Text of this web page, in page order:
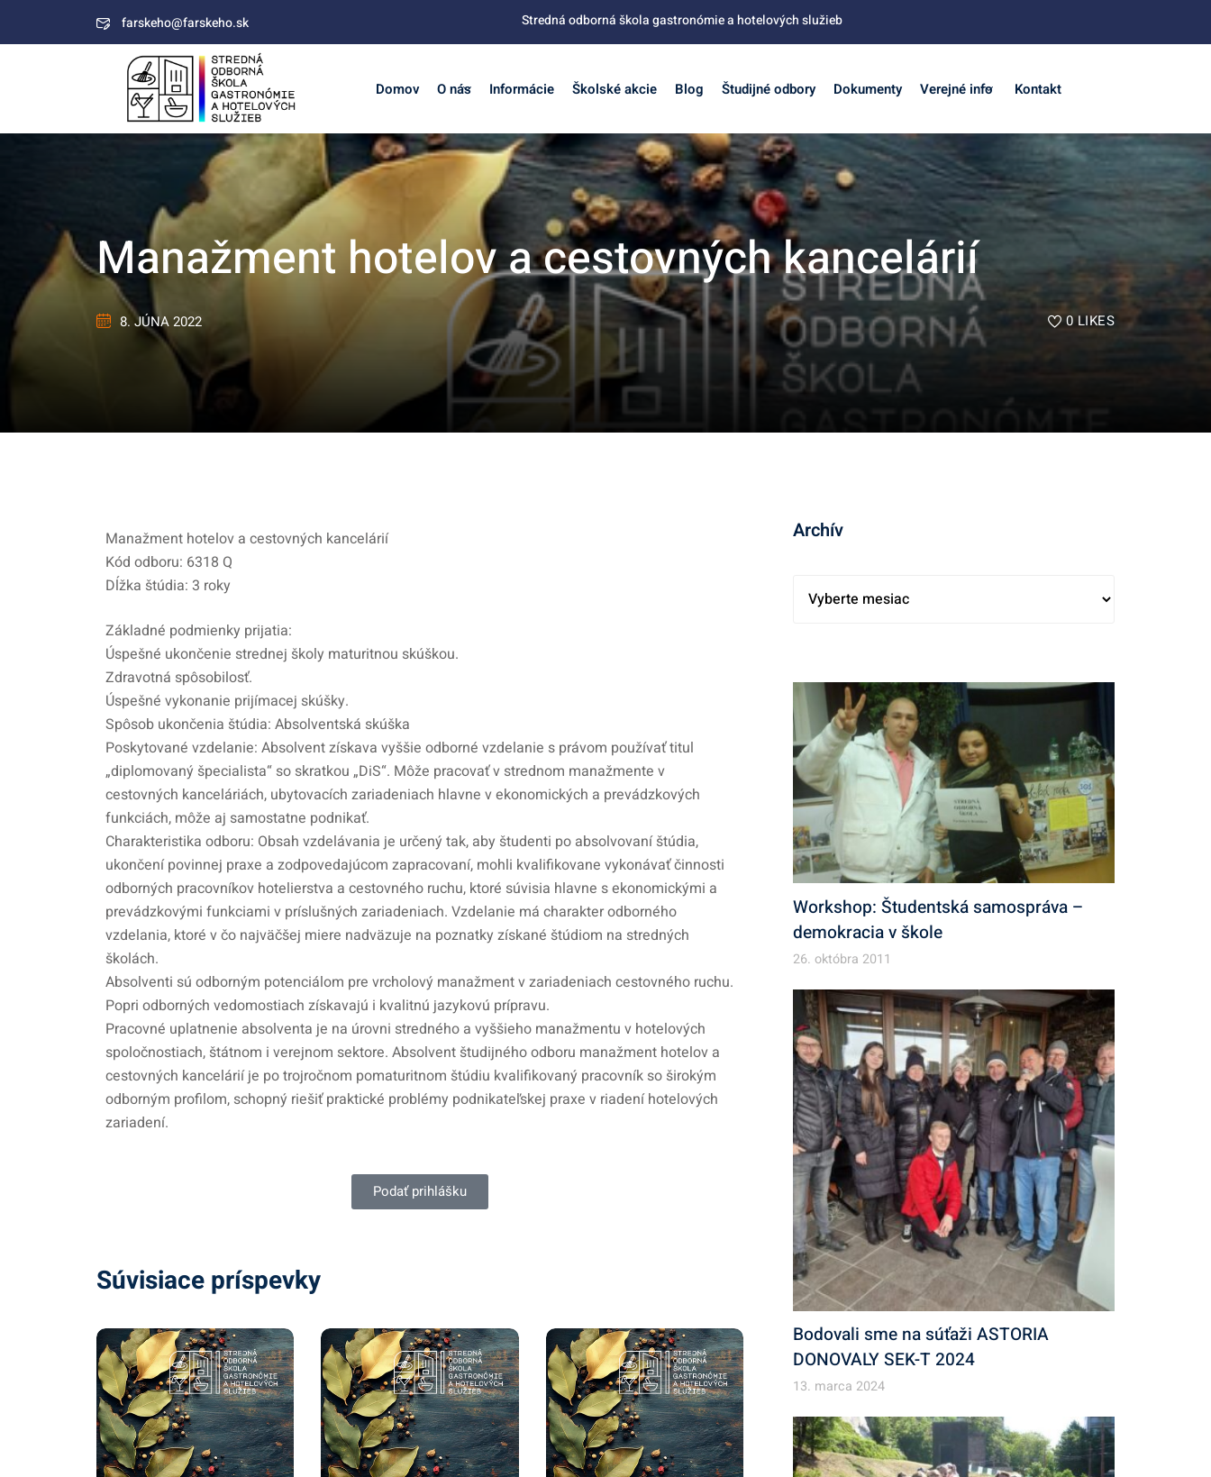
farskeho@farskeho.sk Stredná odborná škola gastronómie a hotelových služieb
Domov O nás Informácie Školské akcie Blog Študijné odbory Dokumenty Verejné info Kontakt
Manažment hotelov a cestovných kancelárií
8. JÚNA 2022 0LIKES
Manažment hotelov a cestovných kancelárií
Kód odboru: 6318 Q
Dĺžka štúdia: 3 roky
Základné podmienky prijatia:
Úspešné ukončenie strednej školy maturitnou skúškou.
Zdravotná spôsobilosť.
Úspešné vykonanie prijímacej skúšky.
Spôsob ukončenia štúdia: Absolventská skúška
Poskytované vzdelanie: Absolvent získava vyššie odborné vzdelanie s právom používať titul
„diplomovaný špecialista“ so skratkou „DiS“. Môže pracovať v strednom manažmente v
cestovných kanceláriách, ubytovacích zariadeniach hlavne v ekonomických a prevádzkových
funkciách, môže aj samostatne podnikať.
Charakteristika odboru: Obsah vzdelávania je určený tak, aby študenti po absolvovaní štúdia,
ukončení povinnej praxe a zodpovedajúcom zapracovaní, mohli kvalifikovane vykonávať činnosti
odborných pracovníkov hotelierstva a cestovného ruchu, ktoré súvisia hlavne s ekonomickými a
prevádzkovými funkciami v príslušných zariadeniach. Vzdelanie má charakter odborného
vzdelania, ktoré v čo najväčšej miere nadväzuje na poznatky získané štúdiom na stredných
školách.
Absolventi sú odborným potenciálom pre vrcholový manažment v zariadeniach cestovného ruchu.
Popri odborných vedomostiach získavajú i kvalitnú jazykovú prípravu.
Pracovné uplatnenie absolventa je na úrovni stredného a vyššieho manažmentu v hotelových
spoločnostiach, štátnom i verejnom sektore. Absolvent študijného odboru manažment hotelov a
cestovných kancelárií je po trojročnom pomaturitnom štúdiu kvalifikovaný pracovník so širokým
odborným profilom, schopný riešiť praktické problémy podnikateľskej praxe v riadení hotelových
zariadení.
Podať prihlášku
Súvisiace príspevky
Archív
Workshop: Študentská samospráva –
demokracia v škole
26. októbra 2011
Bodovali sme na súťaži ASTORIA
DONOVALY SEK-T 2024
13. marca 2024